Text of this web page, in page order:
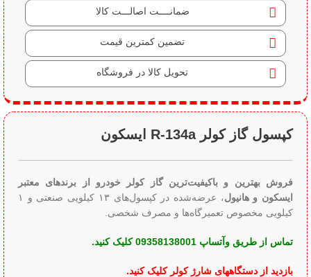
کپسول گاز کولر R-134a ایسکون
فروش بهترین و باکیفیت‌ترین گاز کولر خودرو از برندهای معتبر
ایسکون و هانیول
، عرضه‌شده در کپسول‌های ۱۳ کیلویی صنعتی و ۱
کیلویی مخصوص تعمیرگاه‌ها و مصرف شخصی.
تماس از طریق وآتساپ 09358138001 کلیک کنید.
بازدید از دستگاههای شارژ کولر کلیک کنید.
ضمانــــت اصالـــت کالا
تضمین کمترین قیمت
تحویل کالا در فروشگاه